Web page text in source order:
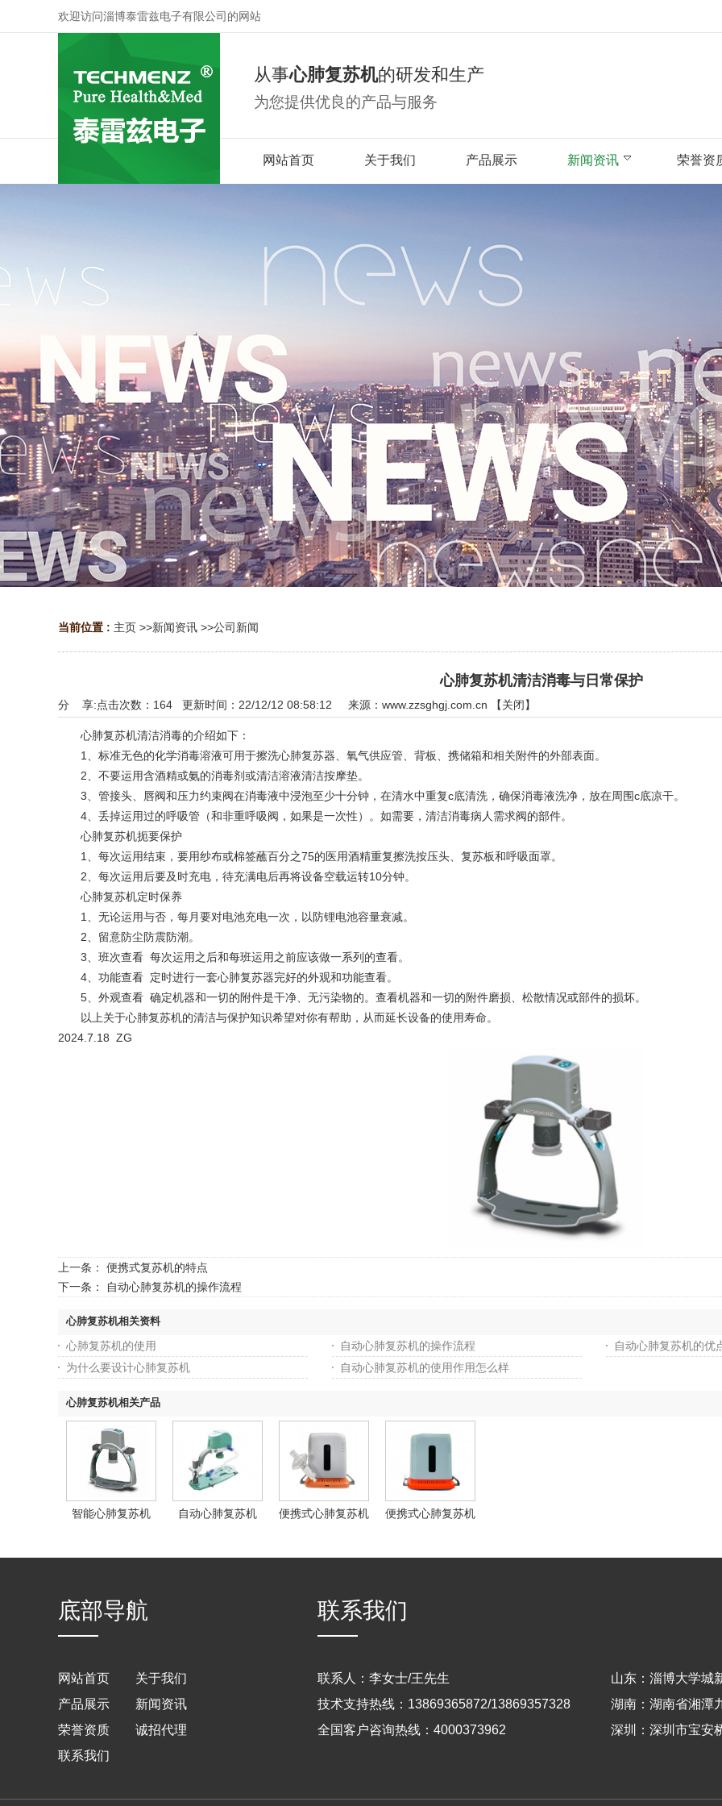
欢迎访问淄博泰雷兹电子有限公司的网站
从事心肺复苏机的研发和生产
为您提供优良的产品与服务
网站首页 关于我们 产品展示 新闻资讯 荣誉资
当前位置 : 主页 >>新闻资讯 >>公司新闻
心肺复苏机清洁消毒与日常保护
点击次数： 164 更新时间：22/12/12 08:58:12 来源： www.zzsghgj.com.cn 【关闭】
分 享:
心肺复苏机清洁消毒的介绍如下：
1、标准无色的化学消毒溶液可用于擦洗心肺复苏器、氧气供应管、背板、携储箱和相关附件的外部表面。
2、不要运用含酒精或氨的消毒剂或清洁溶液清洁按摩垫。
3、管接头、唇阀和压力约束阀在消毒液中浸泡至少十分钟，在清水中重复c底清洗，确保消毒液洗净，放在周围c底凉干。
4、丢掉运用过的呼吸管（和非重呼吸阀，如果是一次性）。如需要，清洁消毒病人需求阀的部件。
心肺复苏机扼要保护
1、每次运用结束，要用纱布或棉签蘸百分之75的医用酒精重复擦洗按压头、复苏板和呼吸面罩。
2、每次运用后要及时充电，待充满电后再将设备空载运转10分钟。
心肺复苏机定时保养
1、无论运用与否，每月要对电池充电一次，以防锂电池容量衰减。
2、留意防尘防震防潮。
3、班次查看 每次运用之后和每班运用之前应该做一系列的查看。
4、功能查看 定时进行一套心肺复苏器完好的外观和功能查看。
5、外观查看 确定机器和一切的附件是干净、无污染物的。查看机器和一切的附件磨损、松散情况或部件的损坏。
以上关于心肺复苏机的清洁与保护知识希望对你有帮助，从而延长设备的使用寿命。
2024.7.18 ZG
上一条： 便携式复苏机的特点
下一条：
自动心肺复苏机的操作流程
心肺复苏机相关资料
心肺复苏机的使用 自动心肺复苏机的操作流程
自动心肺复苏机的优
为什么要设计心肺复苏机
自动心肺复苏机的使用作用怎么样
心肺复苏机相关产品
智能心肺复苏机 自动心肺复苏机
便携式心肺复苏机
便携式心肺复苏机
底部导航
网站首页
关于我们
产品展示
新闻资讯
荣誉资质
诚招代理
联系我们
联系我们
联系人：李女士/王先生
技术支持热线：13869365872/13869357328
全国客户咨询热线：4000373962
山东：淄博大学城
湖南：湖南省湘潭
深圳：深圳市宝安